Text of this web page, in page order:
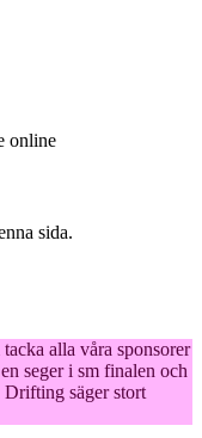
online
sida.
alla våra sponsorer
seger i sm finalen och
säger stort